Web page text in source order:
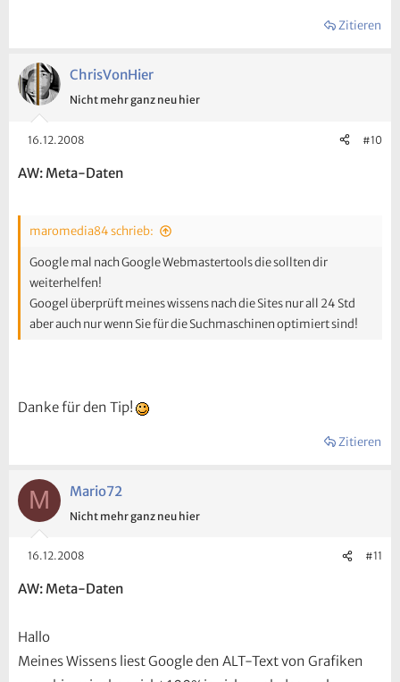
Zitieren
ChrisVonHier
Nicht mehr ganz neu hier
16.12.2008 #10
AW: Meta-Daten
maromedia84 schrieb:
Google mal nach Google Webmastertools die sollten dir
weiterhelfen!
Googel überprüft meines wissens nach die Sites nur all 24 Std
aber auch nur wenn Sie für die Suchmaschinen optimiert sind!
Danke für den Tip!
Zitieren
M Mario72
Nicht mehr ganz neu hier
16.12.2008 #11
AW: Meta-Daten
Hallo
Meines Wissens liest Google den ALT-Text von Grafiken